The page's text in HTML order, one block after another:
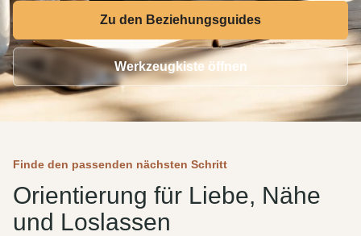
Zu den Beziehungsguides
Werkzeugkiste öffnen
Finde den passenden nächsten Schritt
Orientierung für Liebe, Nähe
und Loslassen